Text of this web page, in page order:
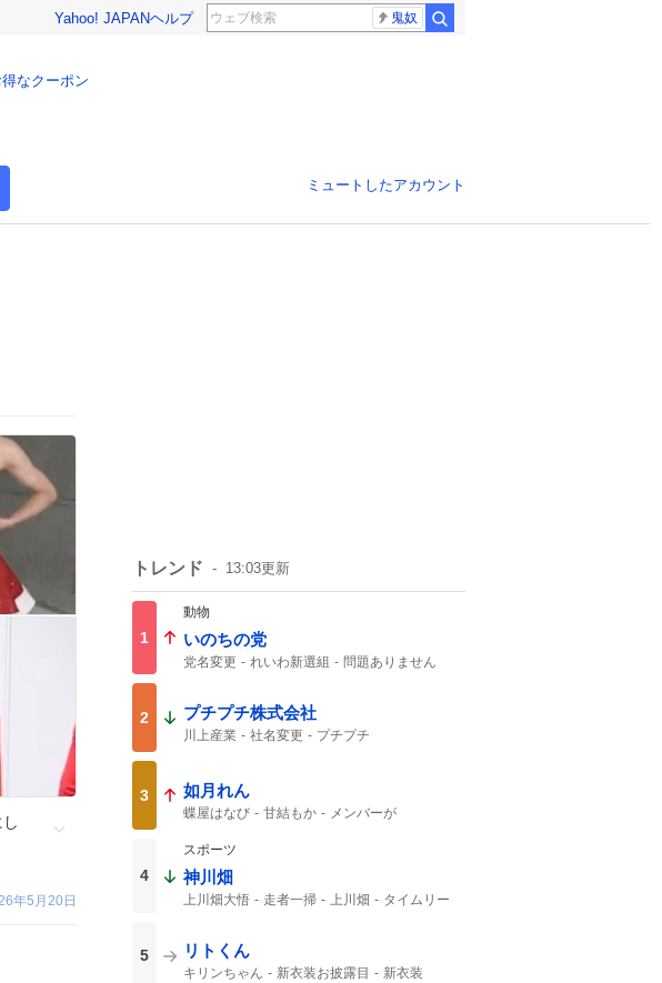
Yahoo! JAPANヘルプ 鬼奴
なクーポン
ミュートしたアカウント
年5月20日
トレンド 13:03更新
1
動物
いのちの党
党名変更 れいわ新選組
問題ありません
2 プチプチ株式会社
川上産業 社名変更 プチプチ
3 如月れん
蝶屋はなび 甘結もか
メンバーが
4
スポーツ
神川畑
上川畑大悟 走者一掃 上川畑 タイムリー
5 リトくん
キリンちゃん 新衣装お披露目 新衣装